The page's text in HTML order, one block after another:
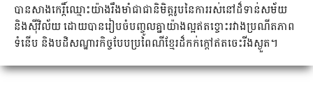
បានសាងកេរ្តិ៍ឈ្មោះយ៉ាងរឹងមាំជាជានិមិត្តរូបនៃការរស់នៅដ៏ទាន់សម័យ
និងស៊ីវិល័យ ដោយបានរៀបចំបញ្ចូលគ្នាយ៉ាងល្អឥតខ្ចោះរវាងប្រណីតភាព
ទំនើប និងបដិសណ្ឋារកិច្ចបែបប្រពៃណីខ្មែរដ៏កក់ក្តៅឥតចេះរីងស្ងួត។